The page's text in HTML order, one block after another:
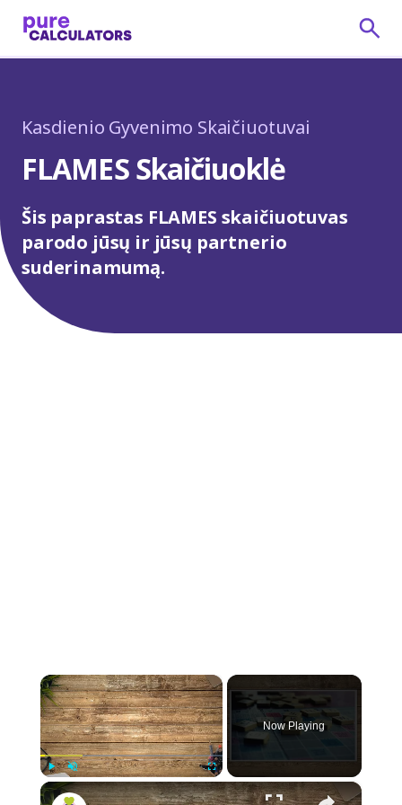
Kasdienio Gyvenimo Skaičiuotuvai
FLAMES Skaičiuoklė
Šis paprastas FLAMES skaičiuotuvas
parodo jūsų ir jūsų partnerio
suderinamumą.
×
Play Unmute Fullscreen
Now Playing
×